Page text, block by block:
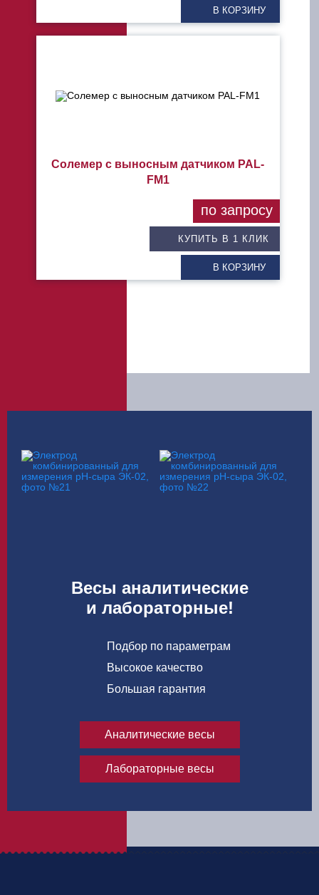
Весы аналитические
и лабораторные!
Подбор по параметрам
Высокое качество
Большая гарантия
Аналитические весы
Лабораторные весы
В КОРЗИНУ
Солемер с выносным датчиком PAL-
FM1
КУПИТЬ В 1 КЛИК
В КОРЗИНУ
по запросу